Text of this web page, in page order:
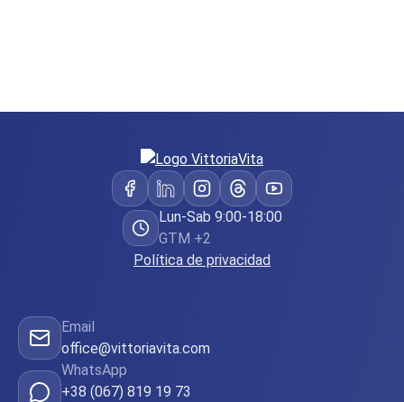
Lun-Sab 9:00-18:00
GTM +2
Política de privacidad
Email
office@vittoriavita.com
WhatsApp
+38 (067) 819 19 73